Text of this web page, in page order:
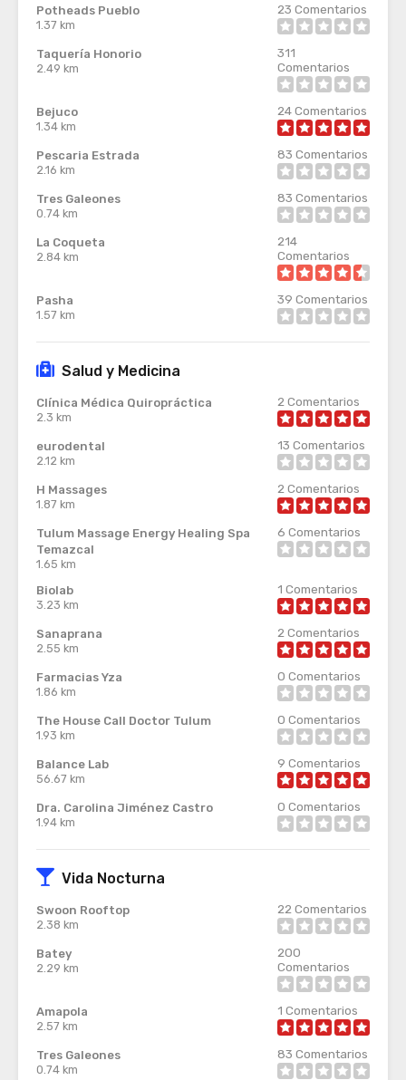
Potheads Pueblo
1.37 km
23 Comentarios
Taquería Honorio
2.49 km
311
Comentarios
Bejuco
1.34 km
24Comentarios
Pescaria Estrada
2.16 km
83 Comentarios
Tres Galeones
0.74 km
83 Comentarios
La Coqueta
2.84 km
214
Comentarios
Pasha
1.57 km
39 Comentarios
Salud y Medicina
Clínica Médica Quiropráctica
2.3 km
2 Comentarios
eurodental
2.12 km
13 Comentarios
H Massages
1.87 km
2 Comentarios
Tulum Massage Energy Healing Spa
Temazcal
1.65 km
6 Comentarios
Biolab
3.23 km
1 Comentarios
Sanaprana
2.55 km
2 Comentarios
Farmacias Yza
1.86 km
0 Comentarios
The House Call Doctor Tulum
1.93 km
0 Comentarios
Balance Lab
56.67 km
9 Comentarios
Dra. Carolina Jiménez Castro
1.94 km
0 Comentarios
Vida Nocturna
Swoon Rooftop
2.38 km
22 Comentarios
Batey
2.29 km
200
Comentarios
Amapola
2.57 km
1 Comentarios
Tres Galeones
0.74 km
83 Comentarios